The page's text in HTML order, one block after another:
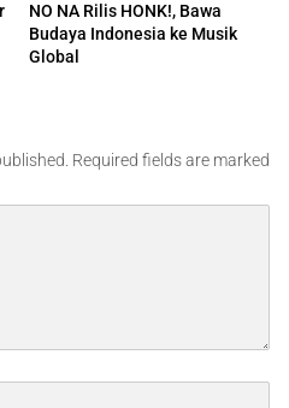
NO NA Rilis HONK!, Bawa
Budaya Indonesia ke Musik
Global
Required fields are marked